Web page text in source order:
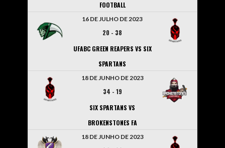
FOOTBALL
16 DE JULHO DE 2023
20 - 38
UFABC GREEN REAPERS VS SIX
SPARTANS
18 DE JUNHO DE 2023
34 - 19
SIX SPARTANS VS
BROKENSTONES FA
18 DE JUNHO DE 2023